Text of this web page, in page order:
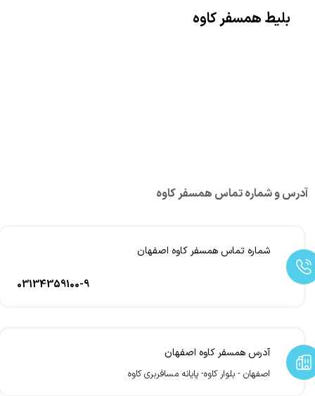
بلیط همسفر کاوه
آدرس و شماره تماس همسفر کاوه
شماره تماس همسفر کاوه اصفهان
03134359100-9
آدرس همسفر کاوه اصفهان
اصفهان - بلوار کاوه- پایانه مسافربری کاوه